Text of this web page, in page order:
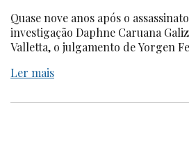
Quase nove anos após o
investigação Daphne Caruana
Valletta, o julgamento de Yorgen
Ler mais